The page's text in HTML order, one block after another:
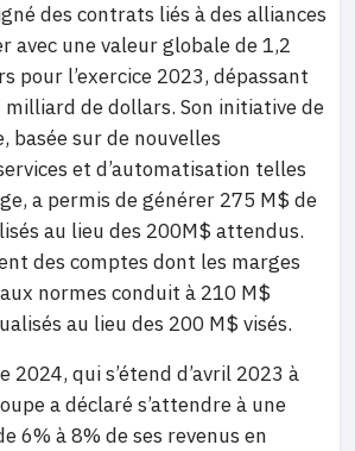
des contrats liés à des alliances
avec une valeur globale de 1,2
pour l’exercice 2023, dépassant
de dollars. Son initiative de
basée sur de nouvelles
et d’automatisation telles
a permis de générer 275 M$ de
au lieu des 200M$ attendus.
des comptes dont les marges
normes conduit à 210 M$
au lieu des 200 M$ visés.
2024, qui s’étend d’avril 2023 à
a déclaré s’attendre à une
6% à 8% de ses revenus en